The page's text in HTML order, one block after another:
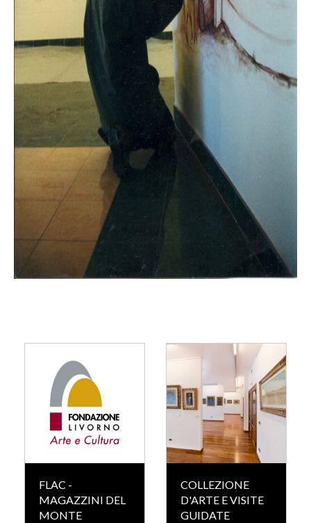
FLAC -
MAGAZZINI DEL
MONTE
COLLEZIONE
D'ARTE E VISITE
GUIDATE